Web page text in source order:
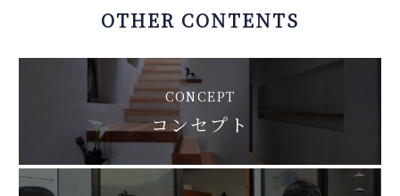
OTHER CONTENTS
CONCEPT
コンセプト